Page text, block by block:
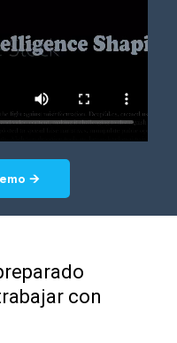
🡪
con